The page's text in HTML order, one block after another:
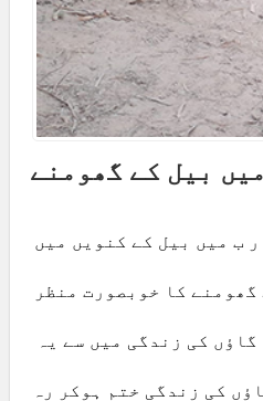
185 ر ب میں بیل کے گھومنے
چک جھمرہ، چک نمبر 185 ر ب میں بیل کے کنویں میں
کا خوبصورت منظر
کی زندگی میں سے یہ
کی زندگی ختم ہوکر رہ